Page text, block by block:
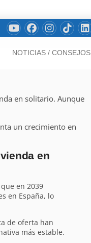
NOTICIAS / CONSEJOS
en solitario. Aunque
un crecimiento en
en
en 2039
en España, lo
de oferta han
más estable.